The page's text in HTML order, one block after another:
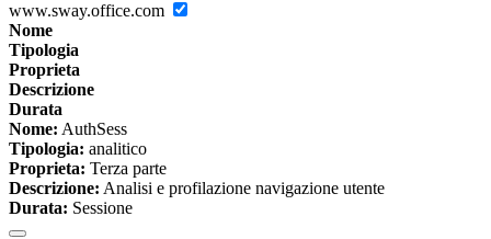
www.sway.office.com
Nome
Tipologia
Proprieta
Descrizione
Durata
Nome: AuthSess
Tipologia: analitico
Proprieta: Terza parte
Descrizione: Analisi e profilazione navigazione utente
Durata: Sessione